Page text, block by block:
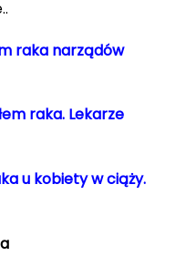
raka narządów
raka. Lekarze
u kobiety w ciąży.